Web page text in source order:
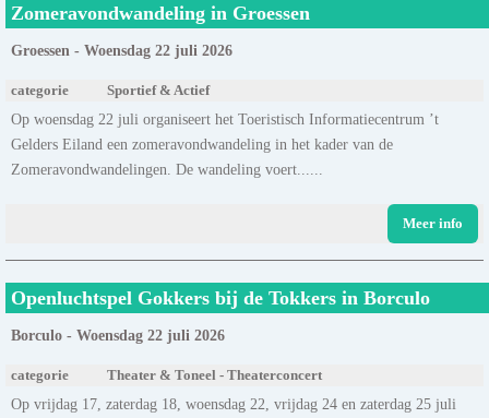
Zomeravondwandeling in Groessen
Groessen - Woensdag 22 juli 2026
categorie Sportief & Actief
Op woensdag 22 juli organiseert het Toeristisch Informatiecentrum ’t
Gelders Eiland een zomeravondwandeling in het kader van de
Zomeravondwandelingen. De wandeling voert......
Meer info
Openluchtspel Gokkers bij de Tokkers in Borculo
Borculo - Woensdag 22 juli 2026
categorie Theater & Toneel - Theaterconcert
Op vrijdag 17, zaterdag 18, woensdag 22, vrijdag 24 en zaterdag 25 juli